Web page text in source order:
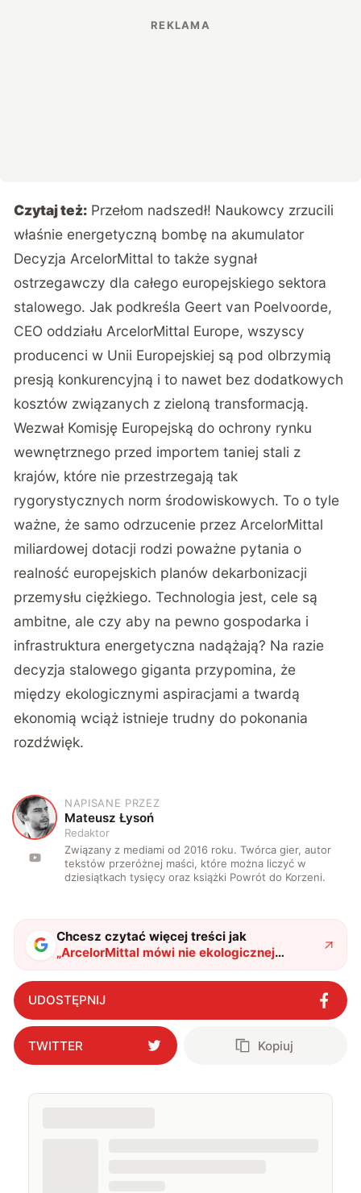
Czytaj też: Przełom nadszedł! Naukowcy zrzucili
właśnie energetyczną bombę na akumulator
Decyzja ArcelorMittal to także sygnał
ostrzegawczy dla całego europejskiego sektora
stalowego. Jak podkreśla Geert van Poelvoorde,
CEO oddziału ArcelorMittal Europe, wszyscy
producenci w Unii Europejskiej są pod olbrzymią
presją konkurencyjną i to nawet bez dodatkowych
kosztów związanych z zieloną transformacją.
Wezwał Komisję Europejską do ochrony rynku
wewnętrznego przed importem taniej stali z
krajów, które nie przestrzegają tak
rygorystycznych norm środowiskowych. To o tyle
ważne, że samo odrzucenie przez ArcelorMittal
miliardowej dotacji rodzi poważne pytania o
realność europejskich planów dekarbonizacji
przemysłu ciężkiego. Technologia jest, cele są
ambitne, ale czy aby na pewno gospodarka i
infrastruktura energetyczna nadążają? Na razie
decyzja stalowego giganta przypomina, że
między ekologicznymi aspiracjami a twardą
ekonomią wciąż istnieje trudny do pokonania
rozdźwięk.
M
NAPISANE PRZEZ
Mateusz Łysoń
Redaktor
Związany z mediami od 2016 roku. Twórca gier, autor
tekstów przeróżnej maści, które można liczyć w
dziesiątkach tysięcy oraz książki Powrót do Korzeni.
Chcesz czytać więcej treści jak
„ArcelorMittal mówi nie ekologicznej
rewolucji w Niemczech. Co stoi za
odrzuceniem miliardowej dotacji"?
UDOSTĘPNIJ
TWITTER Kopiuj